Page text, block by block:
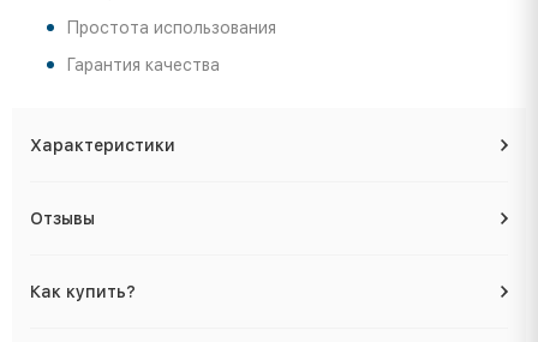
Простота использования
Гарантия качества
Характеристики
Отзывы
Как купить?